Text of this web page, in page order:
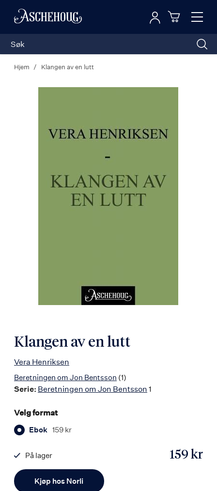
Toggle
Logg inn
Hjem Klangen av en lutt
Klangen av en lutt
Vera Henriksen
Beretningen om Jon Bentsson (1)
Serie: Beretningen om Jon Bentsson 1
Velg format
Ebok 159 kr
Kjøp hos Norli
159 kr
På lager
9788203357190